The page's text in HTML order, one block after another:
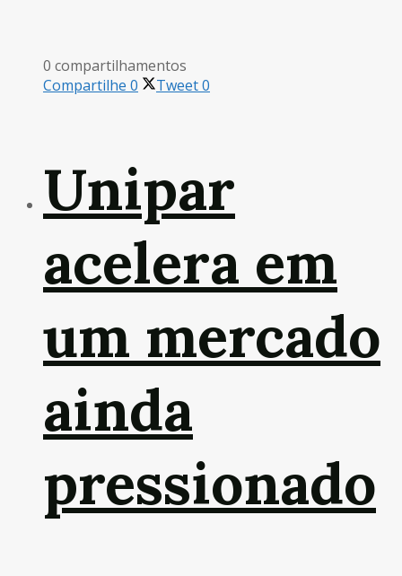
0 compartilhamentos
Compartilhe 0 Tweet0
Unipar
acelera em
um mercado
ainda
pressionado